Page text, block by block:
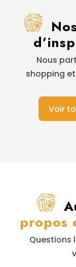
Nous
shopping
Voir
propos
Questions